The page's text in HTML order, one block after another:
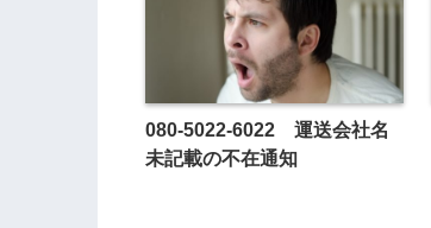
080-5022-6022 運送会社名
未記載の不在通知